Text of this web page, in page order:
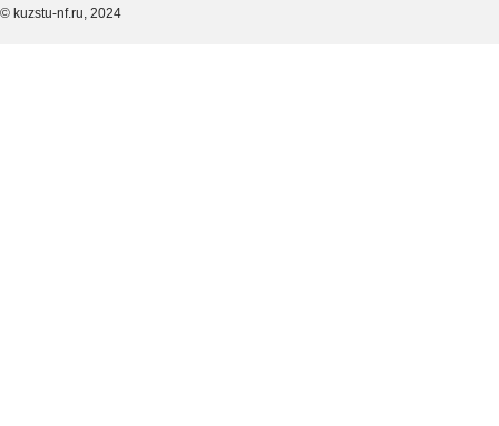
© kuzstu-nf.ru, 2024